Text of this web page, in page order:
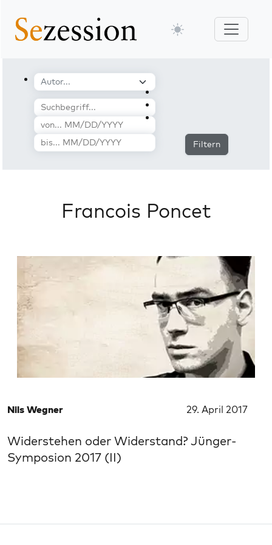
Filtern
Francois Poncet
Nils Wegner 29. April 2017
Widerstehen oder Widerstand? Jünger-
Symposion 2017 (II)